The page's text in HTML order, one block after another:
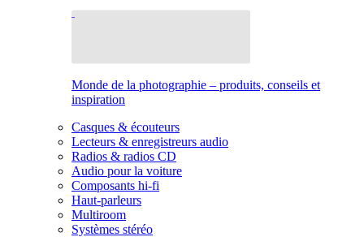
Monde de la photographie – produits, conseils et
inspiration
Casques & écouteurs
Lecteurs & enregistreurs audio
Radios & radios CD
Audio pour la voiture
Composants hi-fi
Haut-parleurs
Multiroom
Systèmes stéréo